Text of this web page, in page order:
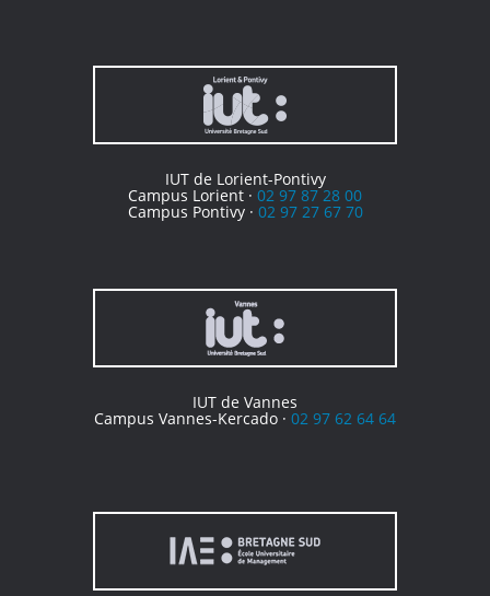
IUT de Lorient-Pontivy
Campus Lorient · 02 97 87 28 00
Campus Pontivy · 02 97 27 67 70
IUT de Vannes
Campus Vannes-Kercado · 02 97 62 64 64